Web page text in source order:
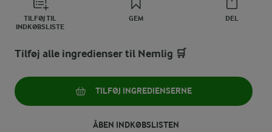
TILFØJ TIL
INDKØBSLISTE
GEM DEL
Tilføj alle ingredienser til Nemlig 🛒
TILFØJ INGREDIENSERNE
ÅBEN INDKØBSLISTEN